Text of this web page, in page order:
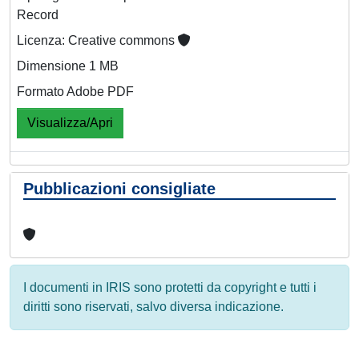
Record
Licenza: Creative commons
Dimensione 1 MB
Formato Adobe PDF
Visualizza/Apri
Pubblicazioni consigliate
I documenti in IRIS sono protetti da copyright e tutti i
diritti sono riservati, salvo diversa indicazione.